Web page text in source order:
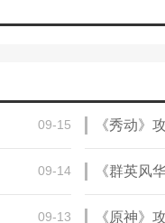
09-15 《秀动
09-14 《群英风
09-13 《原神》